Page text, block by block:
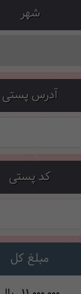
شهر
آدرس پستی
کد پستی
مبلغ کل